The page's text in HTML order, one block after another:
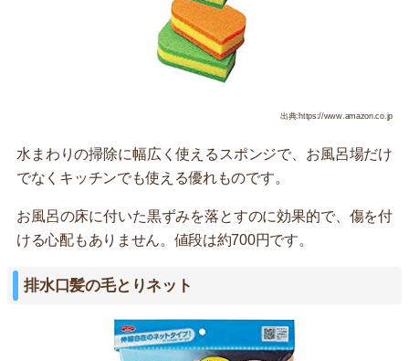
出典:https://www.amazon.co.jp
水まわりの掃除に幅広く使えるスポンジで、お風呂場だけ
でなくキッチンでも使える優れものです。
お風呂の床に付いた黒ずみを落とすのに効果的で、傷を付
ける心配もありません。値段は約700円です。
排水口髪の毛とりネット